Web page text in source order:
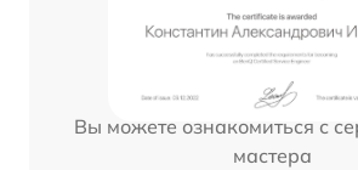
Вы можете ознакомиться с
мастера